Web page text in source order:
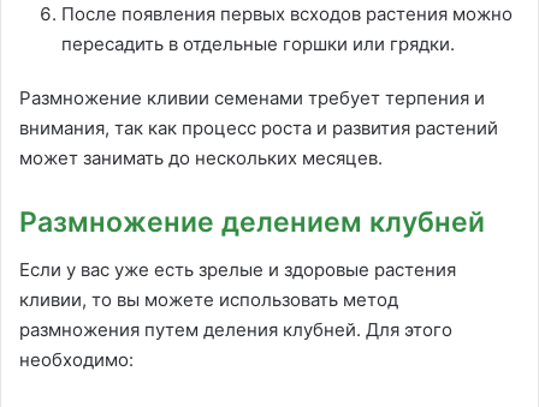
После появления первых всходов растения можно
пересадить в отдельные горшки или грядки.
Размножение кливии семенами требует терпения и
внимания, так как процесс роста и развития растений
может занимать до нескольких месяцев.
Размножение делением клубней
Если у вас уже есть зрелые и здоровые растения
кливии, то вы можете использовать метод
размножения путем деления клубней. Для этого
необходимо: